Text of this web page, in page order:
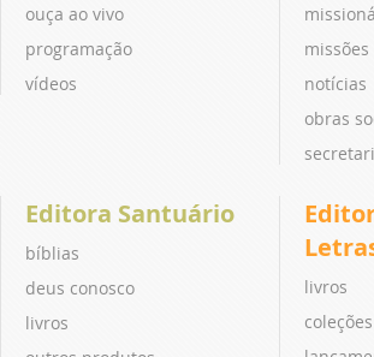
ouça ao vivo
programação
vídeos
notícias
obras
Editora Santuário
bíblias
deus conosco
livros
livros
coleções